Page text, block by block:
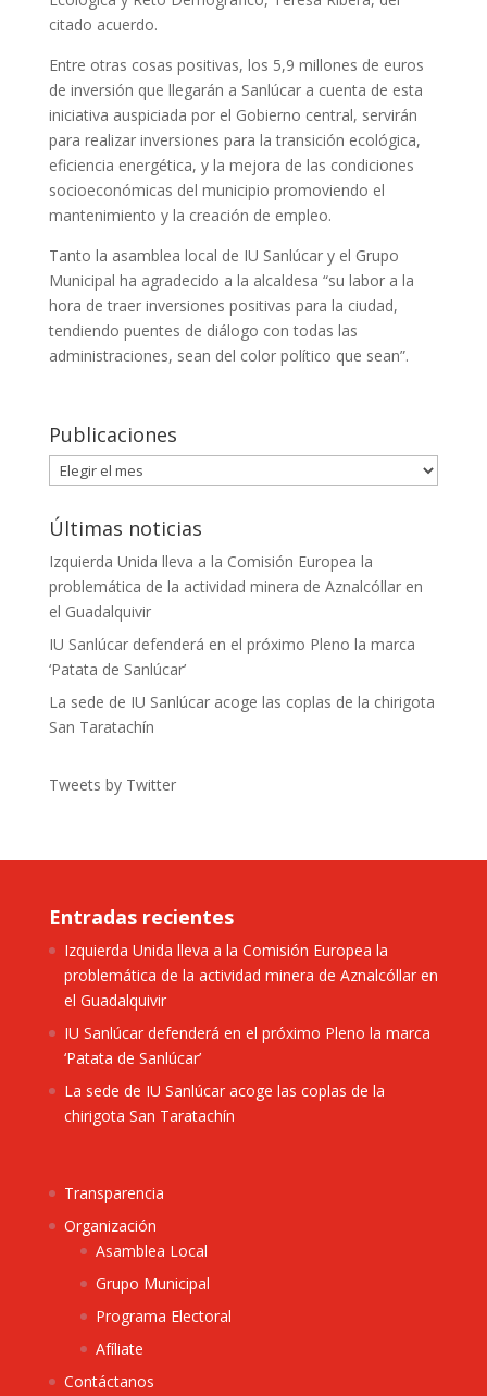
citado acuerdo.
Entre otras cosas positivas, los 5,9 millones de euros
de inversión que llegarán a Sanlúcar a cuenta de esta
iniciativa auspiciada por el Gobierno central, servirán
para realizar inversiones para la transición ecológica,
eficiencia energética, y la mejora de las condiciones
socioeconómicas del municipio promoviendo el
mantenimiento y la creación de empleo.
Tanto la asamblea local de IU Sanlúcar y el Grupo
Municipal ha agradecido a la alcaldesa “su labor a la
hora de traer inversiones positivas para la ciudad,
tendiendo puentes de diálogo con todas las
administraciones, sean del color político que sean”.
Publicaciones
Publicaciones
Últimas noticias
Izquierda Unida lleva a la Comisión Europea la
problemática de la actividad minera de Aznalcóllar en
el Guadalquivir
IU Sanlúcar defenderá en el próximo Pleno la marca
‘Patata de Sanlúcar’
La sede de IU Sanlúcar acoge las coplas de la chirigota
San Taratachín
Tweets by Twitter
Entradas recientes
Izquierda Unida lleva a la Comisión Europea la
problemática de la actividad minera de Aznalcóllar en
el Guadalquivir
IU Sanlúcar defenderá en el próximo Pleno la marca
‘Patata de Sanlúcar’
La sede de IU Sanlúcar acoge las coplas de la
chirigota San Taratachín
Transparencia
Organización
Asamblea Local
Grupo Municipal
Programa Electoral
Afíliate
Contáctanos